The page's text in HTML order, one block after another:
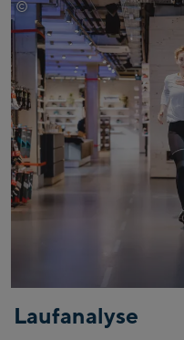
Laufanalyse
© EXPA/Jürgen Feichter